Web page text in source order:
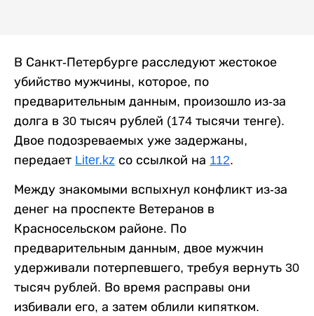
В Санкт-Петербурге расследуют жестокое
убийство мужчины, которое, по
предварительным данным, произошло из-за
долга в 30 тысяч рублей (174 тысячи тенге).
Двое подозреваемых уже задержаны,
передает Liter.kz со ссылкой на 112.
Между знакомыми вспыхнул конфликт из-за
денег на проспекте Ветеранов в
Красносельском районе. По
предварительным данным, двое мужчин
удерживали потерпевшего, требуя вернуть 30
тысяч рублей. Во время расправы они
избивали его, а затем облили кипятком.